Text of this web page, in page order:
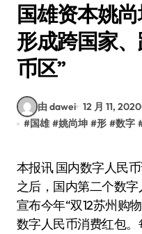
国雄资本姚
形成跨国家
币区”
由 dawei 12 月 11, 2020
#国雄 #姚尚坤 #形 #数字
本报讯 国内数字人民币试点正在加速推进。继深圳
之后，国内第二个数
宣布今年“双12苏州购
数字人民币消费红包